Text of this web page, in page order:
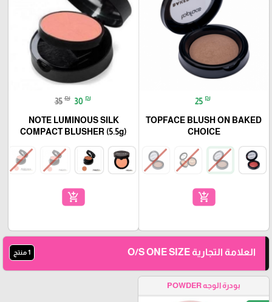
25 ₪
TOPFACE BLUSH ON BAKED
CHOICE
add_shopping_cart
35 ₪ 30 ₪
NOTE LUMINOUS SILK
COMPACT BLUSHER (5.5g)
add_shopping_cart
العلامة التجارية O/S ONE SIZE 1 منتج
بودرة الوجه POWDER